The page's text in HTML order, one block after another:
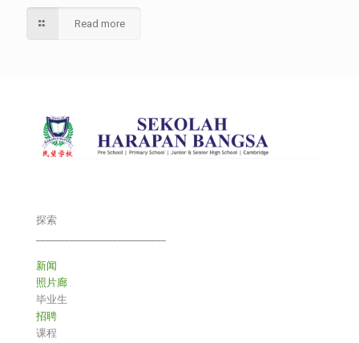
Read more
探索
新闻
照片廊
毕业生
招聘
课程